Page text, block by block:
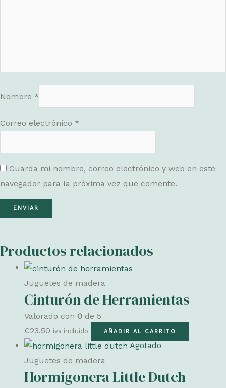
Nombre *
Correo electrónico *
Guarda mi nombre, correo electrónico y web en este
navegador para la próxima vez que comente.
Productos relacionados
Juguetes de madera
Cinturón de Herramientas
Valorado con 0 de 5
€23,50 iva incluído AÑADIR AL CARRITO
Agotado
Juguetes de madera
Hormigonera Little Dutch